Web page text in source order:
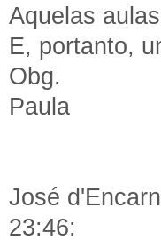
Aquelas
E, portanto,
Obg.
Paula
José
23:46: